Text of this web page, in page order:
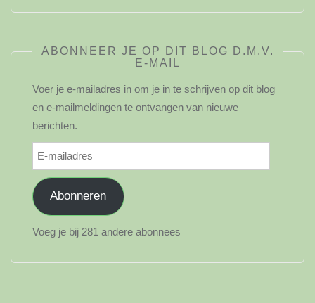
ABONNEER JE OP DIT BLOG D.M.V.
E-MAIL
Voer je e-mailadres in om je in te schrijven op dit blog
en e-mailmeldingen te ontvangen van nieuwe
berichten.
E-
mailadres
Abonneren
Voeg je bij 281 andere abonnees